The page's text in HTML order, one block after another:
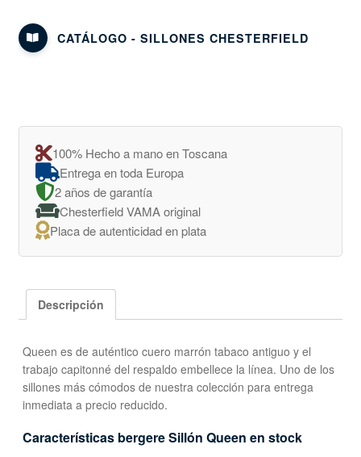
CATÁLOGO - SILLONES CHESTERFIELD
100% Hecho a mano en Toscana
Entrega en toda Europa
2 años de garantía
Chesterfield VAMA original
Placa de autenticidad en plata
Descripción
Queen es de auténtico cuero marrón tabaco antiguo y el
trabajo capitonné del respaldo embellece la línea. Uno de los
sillones más cómodos de nuestra colección para entrega
inmediata a precio reducido.
Características bergere Sillón Queen en stock